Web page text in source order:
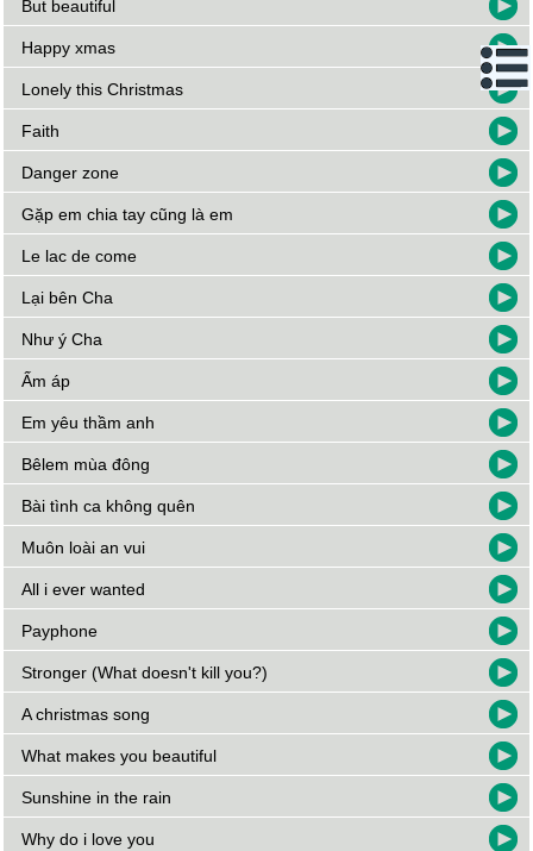
But beautiful
Happy xmas
Lonely this Christmas
Faith
Danger zone
Gặp em chia tay cũng là em
Le lac de come
Lại bên Cha
Như ý Cha
Ấm áp
Em yêu thầm anh
Bêlem mùa đông
Bài tình ca không quên
Muôn loài an vui
All i ever wanted
Payphone
Stronger (What doesn't kill you?)
A christmas song
What makes you beautiful
Sunshine in the rain
Why do i love you